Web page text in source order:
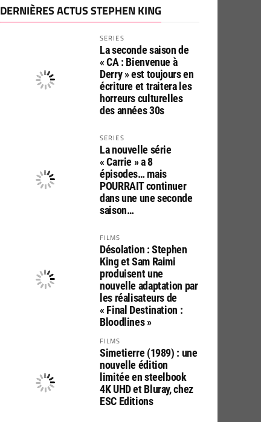
DERNIÈRES ACTUS STEPHEN KING
SERIES
La seconde saison de
« CA : Bienvenue à
Derry » est toujours en
écriture et traitera les
horreurs culturelles
des années 30s
SERIES
La nouvelle série
« Carrie » a 8
épisodes… mais
POURRAIT continuer
dans une une seconde
saison…
FILMS
Désolation : Stephen
King et Sam Raimi
produisent une
nouvelle adaptation par
les réalisateurs de
« Final Destination :
Bloodlines »
FILMS
Simetierre (1989) : une
nouvelle édition
limitée en steelbook
4K UHD et Bluray, chez
ESC Editions